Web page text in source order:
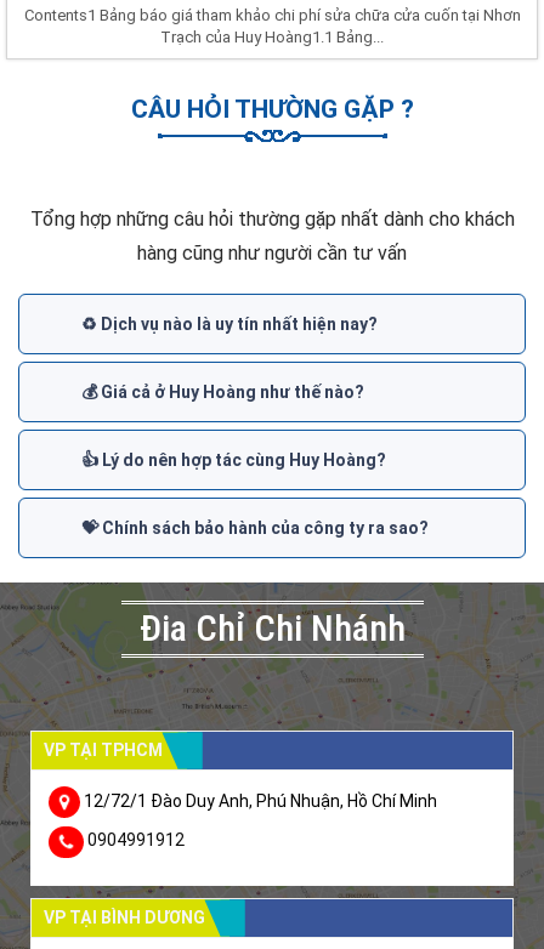
Contents1 Bảng báo giá tham khảo chi phí sửa chữa cửa cuốn tại Nhơn
Trạch của Huy Hoàng1.1 Bảng...
CÂU HỎI THƯỜNG GẶP ?
Tổng hợp những câu hỏi thường gặp nhất dành cho khách
hàng cũng như người cần tư vấn
♻️ Dịch vụ nào là uy tín nhất hiện nay?
💰 Giá cả ở Huy Hoàng như thế nào?
👍 Lý do nên hợp tác cùng Huy Hoàng?
💝 Chính sách bảo hành của công ty ra sao?
Đia Chỉ Chi Nhánh
VP TẠI TPHCM
12/72/1 Đào Duy Anh, Phú Nhuận, Hồ Chí Minh
0904991912
VP TẠI BÌNH DƯƠNG